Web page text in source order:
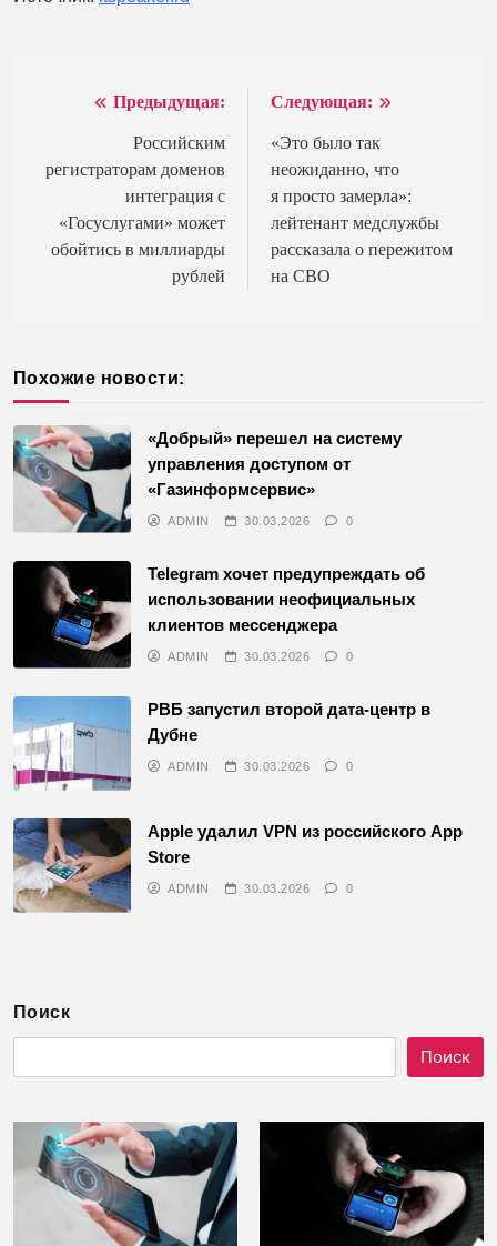
Навигация
записям
Предыдущая:
Российским
регистраторам доменов
интеграция с
«Госуслугами» может
обойтись в миллиарды
рублей
Следующая:
«Это было так
неожиданно, что
я просто замерла»:
лейтенант медслужбы
рассказала о пережитом
на СВО
Похожие новости:
«Добрый» перешел на систему
управления доступом от
«Газинформсервис»
ADMIN 30.03.2026 0
Telegram хочет предупреждать об
использовании неофициальных
клиентов мессенджера
ADMIN 30.03.2026 0
РВБ запустил второй дата-центр в
Дубне
ADMIN 30.03.2026 0
Apple удалил VPN из российского App
Store
ADMIN 30.03.2026 0
Поиск
Поиск